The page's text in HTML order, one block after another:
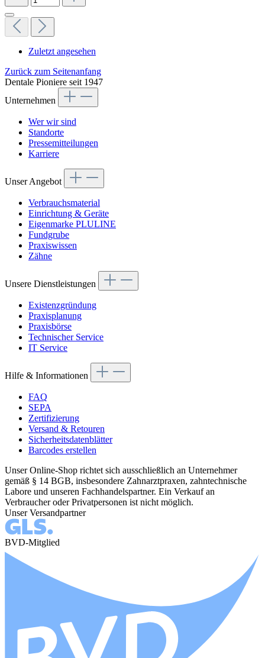
Zuletzt angesehen
Zurück zum Seitenanfang
Dentale Pioniere seit 1947
Unternehmen
Wer wir sind
Standorte
Pressemitteilungen
Karriere
Unser Angebot
Verbrauchsmaterial
Einrichtung & Geräte
Eigenmarke PLULINE
Fundgrube
Praxiswissen
Zähne
Unsere Dienstleistungen
Existenzgründung
Praxisplanung
Praxisbörse
Technischer Service
IT Service
Hilfe & Informationen
FAQ
SEPA
Zertifizierung
Versand & Retouren
Sicherheitsdatenblätter
Barcodes erstellen
Unser Online-Shop richtet sich ausschließlich an Unternehmer
gemäß § 14 BGB, insbesondere Zahnarztpraxen, zahntechnische
Labore und unseren Fachhandelspartner. Ein Verkauf an
Verbraucher oder Privatpersonen ist nicht möglich.
Unser Versandpartner
BVD-Mitglied